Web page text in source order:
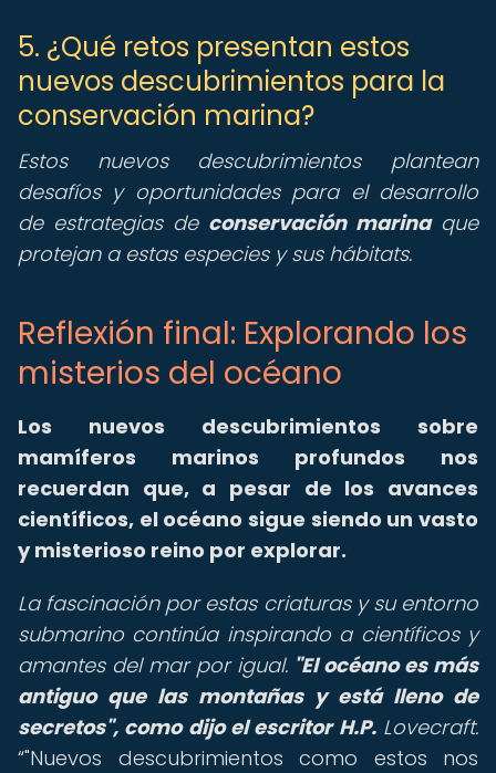
5. ¿Qué retos presentan estos
nuevos descubrimientos para la
conservación marina?
Estos nuevos descubrimientos plantean
desafíos y oportunidades para el desarrollo
de estrategias de conservación marinaque
protejan a estas especies y sus hábitats.
Reflexión final: Explorando los
misterios del océano
Los nuevos descubrimientos sobre
mamíferos marinos profundos nos
recuerdan que, a pesar de los avances
científicos, el océano sigue siendo un vasto
y misterioso reino por explorar.
La fascinación por estas criaturas y su entorno
submarino continúa inspirando a científicos y
amantes del mar por igual. "El océano es más
antiguo que las montañas y está lleno de
secretos", como dijo el escritor H.P.Lovecraft.
"Nuevos descubrimientos como estos nos